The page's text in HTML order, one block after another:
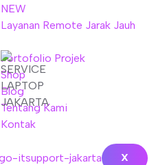
NEW
Layanan Remote Jarak Jauh
Portofolio Projek
Shop
Blog
Tentang Kami
Kontak
X